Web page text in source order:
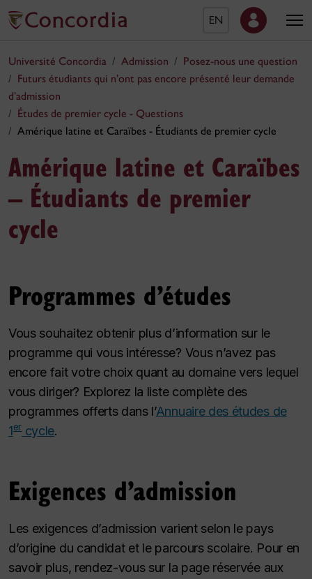
EN
Université Concordia Admission
Posez-nous une question
Futurs étudiants qui n’ont pas encore présenté leur demande
d’admission
Études de premier cycle - Questions
Amérique latine et Caraïbes - Étudiants de premier cycle
Amérique latine et Caraïbes
– Étudiants de premier
cycle
Programmes d’études
Vous souhaitez obtenir plus d’information sur le
programme qui vous intéresse? Vous n’avez pas
encore fait votre choix quant au domaine vers lequel
vous diriger? Explorez la liste complète des
programmes offerts dans l’Annuaire des études de
1er cycle.
Exigences d’admission
Les exigences d’admission varient selon le pays
d’origine du candidat et le parcours scolaire. Pour en
savoir plus, rendez-vous sur la page réservée aux